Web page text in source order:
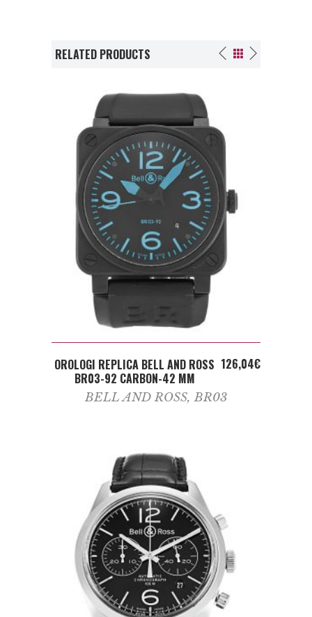
RELATED PRODUCTS
ADD TO CART
OROLOGI REPLICA BELL AND ROSS
BR03-92 CARBON-42 MM
126,04€
BELL AND ROSS,BR03